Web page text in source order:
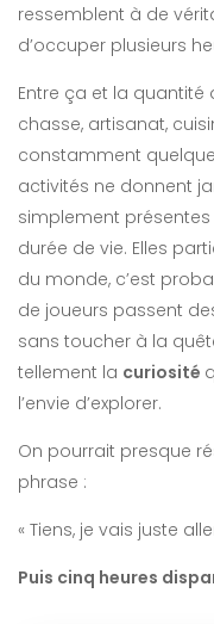
ressemblent à de
d’occuper plusieurs
Entre ça et la quantité
chasse, artisanat,
constamment
activités ne donnent
simplement
durée de vie. Elles
du monde, c’est
de joueurs passent
sans toucher à la
tellement la curiosité
l’envie d’explorer.
On pourrait presque
phrase :
« Tiens, je vais juste
Puis cinq heures